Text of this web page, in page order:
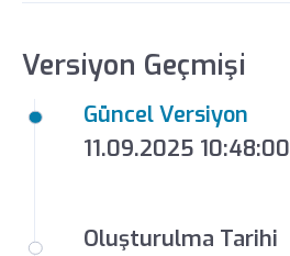
Versiyon Geçmişi
Güncel Versiyon
11.09.2025 10:48:00
Oluşturulma Tarihi